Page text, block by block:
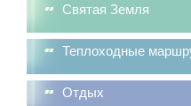
Святая Земля
Теплоходные
Отдых